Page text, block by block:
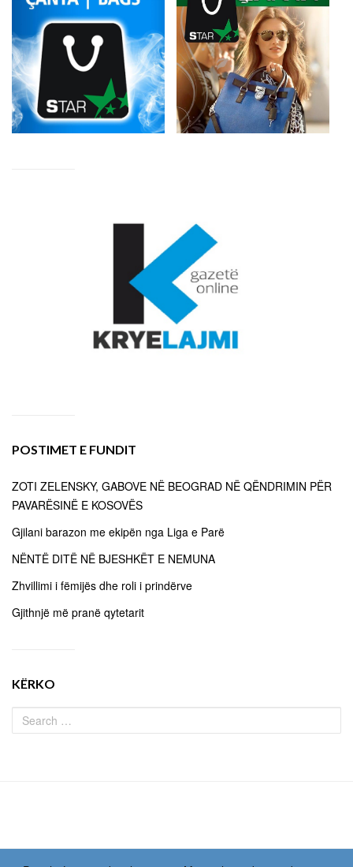
POSTIMET E FUNDIT
ZOTI ZELENSKY, GABOVE NË BEOGRAD NË QËNDRIMIN PËR
PAVARËSINË E KOSOVËS
Gjilani barazon me ekipën nga Liga e Parë
NËNTË DITË NË BJESHKËT E NEMUNA
Zhvillimi i fëmijës dhe roli i prindërve
Gjithnjë më pranë qytetarit
KËRKO